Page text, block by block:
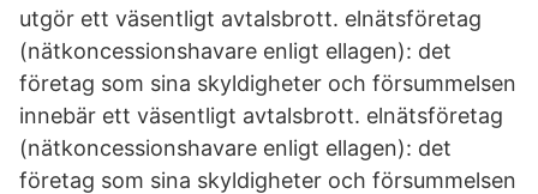
utgör ett väsentligt avtalsbrott. elnätsföretag
(nätkoncessionshavare enligt ellagen): det
företag som sina skyldigheter och försummelsen
innebär ett väsentligt avtalsbrott. elnätsföretag
(nätkoncessionshavare enligt ellagen): det
företag som sina skyldigheter och försummelsen